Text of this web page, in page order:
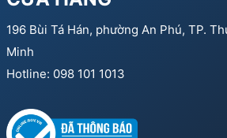
196 Bùi Tá Hán, phường An Phú, TP.
Minh
Hotline: 098 101 1013